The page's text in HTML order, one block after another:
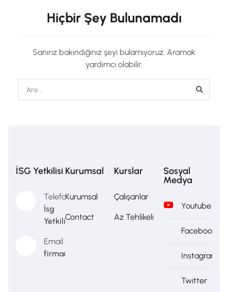
Hiçbir Şey Bulunamadı
Sanırız bakındığınız şeyi bulamıyoruz. Aramak
yardımcı olabilir.
İSG Yetkilisi
Telefon
İsg
Yetkilisi
Email
firma@firma.com
Kurumsal
Kurumsal
Contact
Kurslar
Çalışanlar
Az Tehlikeli
Sosyal
Medya
Youtube
Facebook
Instagram
Twitter